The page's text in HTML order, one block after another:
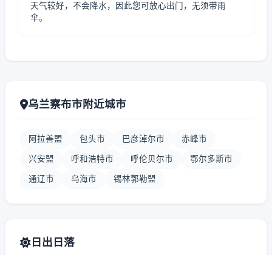
天气较好，不会降水，因此您可放心出门，无须带雨
伞。
乌兰察布市附近城市
阿拉善盟 包头市 巴彦淖尔市 赤峰市
兴安盟 呼和浩特市 呼伦贝尔市 鄂尔多斯市
通辽市 乌海市 锡林郭勒盟
日出日落